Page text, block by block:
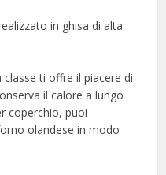
in ghisa di alta
ti offre il piacere di
il calore a lungo
coperchio, puoi
olandese in modo